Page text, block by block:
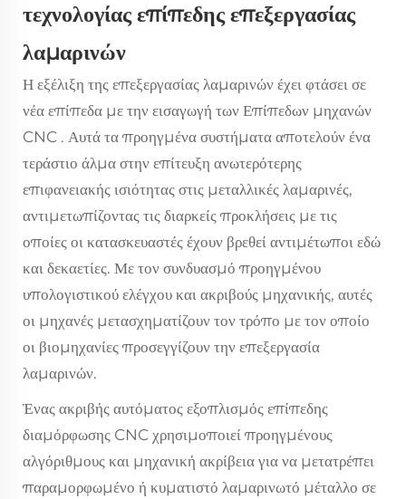
τεχνολογίας επίπεδης επεξεργασίας
λαμαρινών
Η εξέλιξη της επεξεργασίας λαμαρινών έχει φτάσει σε
νέα επίπεδα με την εισαγωγή των Επίπεδων μηχανών
CNC . Αυτά τα προηγμένα συστήματα αποτελούν ένα
τεράστιο άλμα στην επίτευξη ανωτερότερης
επιφανειακής ισιότητας στις μεταλλικές λαμαρινές,
αντιμετωπίζοντας τις διαρκείς προκλήσεις με τις
οποίες οι κατασκευαστές έχουν βρεθεί αντιμέτωποι εδώ
και δεκαετίες. Με τον συνδυασμό προηγμένου
υπολογιστικού ελέγχου και ακριβούς μηχανικής, αυτές
οι μηχανές μετασχηματίζουν τον τρόπο με τον οποίο
οι βιομηχανίες προσεγγίζουν την επεξεργασία
λαμαρινών.
Ένας ακριβής αυτόματος εξοπλισμός επίπεδης
διαμόρφωσης CNC χρησιμοποιεί προηγμένους
αλγόριθμους και μηχανική ακρίβεια για να μετατρέπει
παραμορφωμένο ή κυματιστό λαμαρινωτό μέταλλο σε